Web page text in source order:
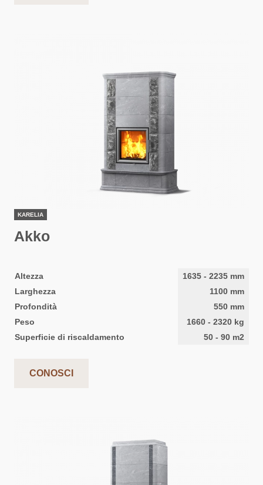
KARELIA
Akko
Altezza 1635 - 2235 mm
Larghezza
1100 mm
Profondità
550 mm
Peso
1660 - 2320 kg
Superficie di riscaldamento
50 - 90 m2
CONOSCI